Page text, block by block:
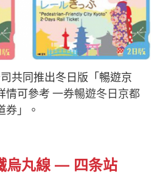
共同推出冬日版「暢遊京
情可參考 一券暢遊冬日京都
」
。
烏丸線 — 四条站